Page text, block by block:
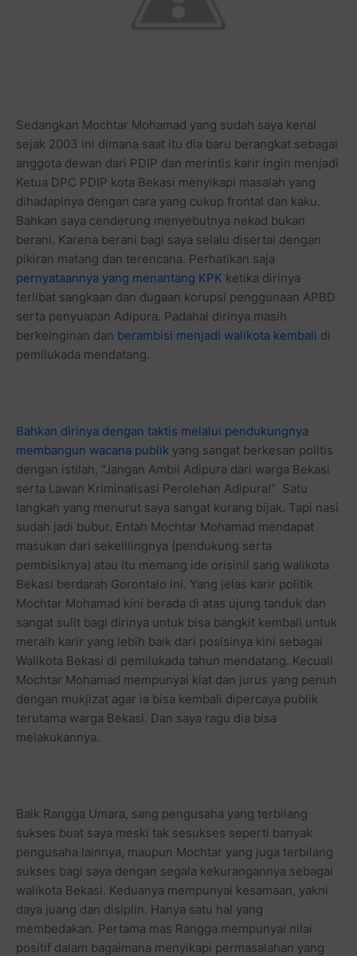
Sedangkan Mochtar Mohamad yang sudah saya kenal
sejak 2003 ini dimana saat itu dia baru berangkat sebagai
anggota dewan dari PDIP dan merintis karir ingin menjadi
Ketua DPC PDIP kota Bekasi menyikapi masalah yang
dihadapinya dengan cara yang cukup frontal dan kaku.
Bahkan saya cenderung menyebutnya nekad bukan
berani. Karena berani bagi saya selalu disertai dengan
pikiran matang dan terencana. Perhatikan saja
pernyataannya yang menantang KPK ketika dirinya
terlibat sangkaan dan dugaan korupsi penggunaan APBD
serta penyuapan Adipura. Padahal dirinya masih
berkeinginan dan berambisi menjadi walikota kembali di
pemilukada mendatang.
Bahkan dirinya dengan taktis melalui pendukungnya
membangun wacana publik yang sangat berkesan politis
dengan istilah, "Jangan Ambil Adipura dari warga Bekasi
serta Lawan Kriminalisasi Perolehan Adipura!" Satu
langkah yang menurut saya sangat kurang bijak. Tapi nasi
sudah jadi bubur. Entah Mochtar Mohamad mendapat
masukan dari sekelilingnya (pendukung serta
pembisiknya) atau itu memang ide orisinil sang walikota
Bekasi berdarah Gorontalo ini. Yang jelas karir politik
Mochtar Mohamad kini berada di atas ujung tanduk dan
sangat sulit bagi dirinya untuk bisa bangkit kembali untuk
meraih karir yang lebih baik dari posisinya kini sebagai
Walikota Bekasi di pemilukada tahun mendatang. Kecuali
Mochtar Mohamad mempunyai kiat dan jurus yang penuh
dengan mukjizat agar ia bisa kembali dipercaya publik
terutama warga Bekasi. Dan saya ragu dia bisa
melakukannya.
Baik Rangga Umara, sang pengusaha yang terbilang
sukses buat saya meski tak sesukses seperti banyak
pengusaha lainnya, maupun Mochtar yang juga terbilang
sukses bagi saya dengan segala kekurangannya sebagai
walikota Bekasi. Keduanya mempunyai kesamaan, yakni
daya juang dan disiplin. Hanya satu hal yang
membedakan. Pertama mas Rangga mempunyai nilai
positif dalam bagaimana menyikapi permasalahan yang